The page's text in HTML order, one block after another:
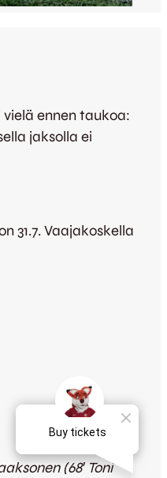
ennen taukoa:
jaksolla ei
31.7. Vaajakoskella
(68′ Toni